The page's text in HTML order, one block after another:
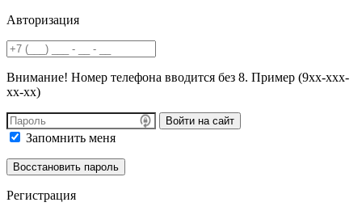
Авторизация
Внимание! Номер телефона вводится без 8. Пример (9хх-ххх-
хх-хх)
Войти на сайт
Запомнить меня
Регистрация